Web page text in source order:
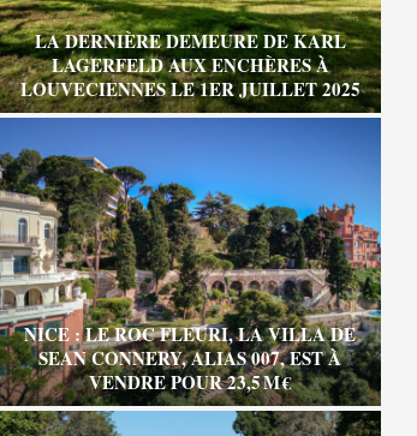
LA DERNIÈRE DEMEURE DE KARL
LAGERFELD AUX ENCHÈRES À
LOUVECIENNES LE 1ER JUILLET 2025
NICE : LE ROC FLEURI, LA VILLA DE
SEAN CONNERY, ALIAS 007, EST À
VENDRE POUR 23,5 M €